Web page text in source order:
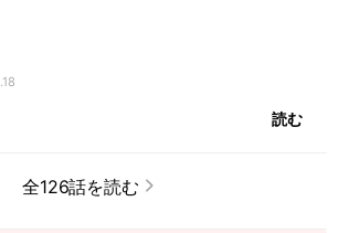
読む
全126話を読む